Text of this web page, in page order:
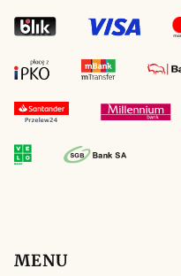
Linki w stopce
MENU